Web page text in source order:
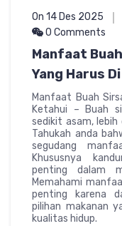
On 14 Des 2025
0 Comments
Manfaat
Yang Harus
Manfaat Buah
Ketahui – Buah
sedikit asam, lebih
Tahukah anda
segudang
Khususnya
penting dalam
Memahami
penting karena
pilihan makanan
kualitas hidup.